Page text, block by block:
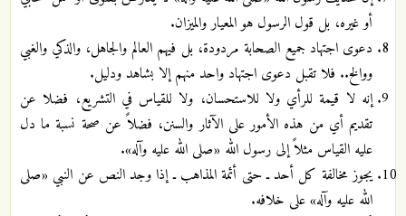
أو غيره، بل قول الرسول هو المعيار والميزان.
دعوى اجتهاد جميع الصحابة مردودة، بل فيهم العالم والجاهل، والذكي والغبي
ووالخ.. فلا تقبل دعوى اجتهاد واحد منهم إلا بشاهد ودليل.
إنه لا قيمة للرأي ولا للاستحسان، ولا للقياس في التشريع، فضلا عن
تقديم أي من هذه الأمور على الآثار والسنن، فضلاً عن صحة نسبة ما دل
عليه القياس مثلاً إلى رسول الله «صلى الله عليه وآله».
يجوز مخالفة كل أحد ـ حتى أئمة المذاهب ـ إذا وجد النص عن النبي «صلى
الله عليه وآله» على خلافه.